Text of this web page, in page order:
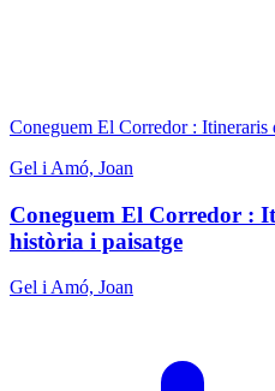
Coneguem El Corredor : Itineraris
Gel i Amó, Joan
Coneguem El Corredor :
història i paisatge
Gel i Amó, Joan